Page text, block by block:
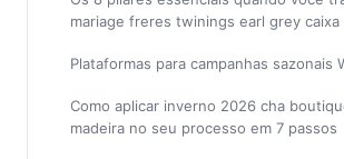
mariage freres twinings earl grey caixa
Plataformas para campanhas sazonais
Como aplicar inverno 2026 cha
madeira no seu processo em 7 passos